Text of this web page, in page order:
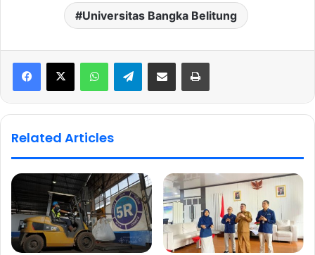
Universitas Bangka Belitung
WhatsAppTelegramShare via Email Print
Related Articles